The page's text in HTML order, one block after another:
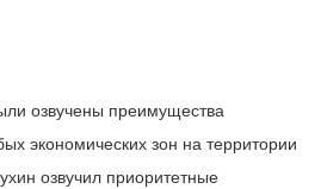
озвучены преимущества
экономических зон на территории
озвучил приоритетные